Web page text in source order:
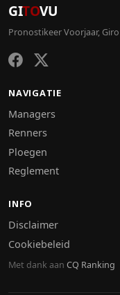
GITOVU
Pronostikeer Voorjaar,
NAVIGATIE
Managers
Renners
Ploegen
Reglement
INFO
Disclaimer
Cookiebeleid
Met dank aan CQ Ranking